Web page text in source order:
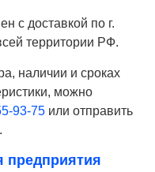
с доставкой по г.
территории РФ.
наличии и сроках
можно
93-75 или отправить
.
предприятия